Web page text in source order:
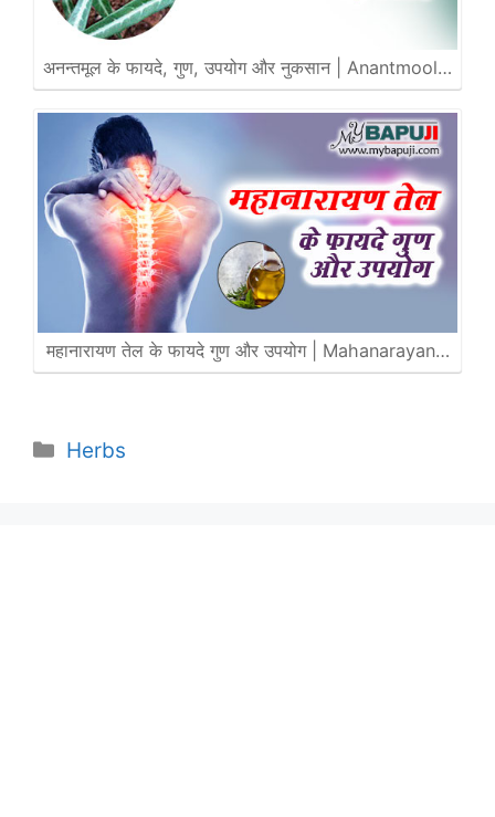
अनन्तमूल के फायदे, गुण, उपयोग और नुकसान | Anantmool…
महानारायण तेल के फायदे गुण और उपयोग | Mahanarayan…
Categories
Herbs